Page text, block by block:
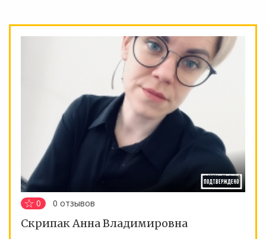
0 0 отзывов
Скрипак Анна Владимировна